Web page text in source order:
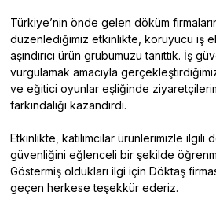
Türkiye’nin önde gelen döküm
düzenlediğimiz etkinlikte, koruyucu iş
aşındırıcı ürün grubumuzu tanıttık. İş
vurgulamak amacıyla
ve eğitici oyunlar eşliğinde
farkındalığı kazandırdı.
Etkinlikte, katılımcılar ürünlerimizle ilgili
güvenliğini eğlenceli bir şekilde
Göstermiş oldukları ilgi için Döktaş
geçen herkese teşekkür ederiz.